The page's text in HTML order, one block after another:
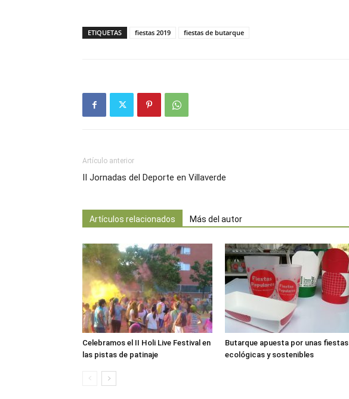
ETIQUETAS fiestas 2019 fiestas de butarque
Artículo anterior
II Jornadas del Deporte en Villaverde
Artículos relacionados Más del autor
Celebramos el II Holi Live Festival en
las pistas de patinaje
Butarque apuesta por unas fiestas
ecológicas y sostenibles